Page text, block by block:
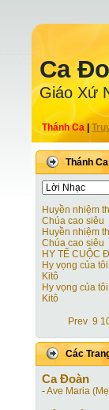
Ca
Giáo Xứ
Thánh Ca
Thánh Ca
Huyền nhiệm
Chúa cao siêu
Huyền nhiệm
Chúa cao siêu
HY TẾ CUỘC
Hy vọng của
Kitô
Hy vọng của
Kitô
Prev 9
Các
Ca Ðoàn
-Ave Maria